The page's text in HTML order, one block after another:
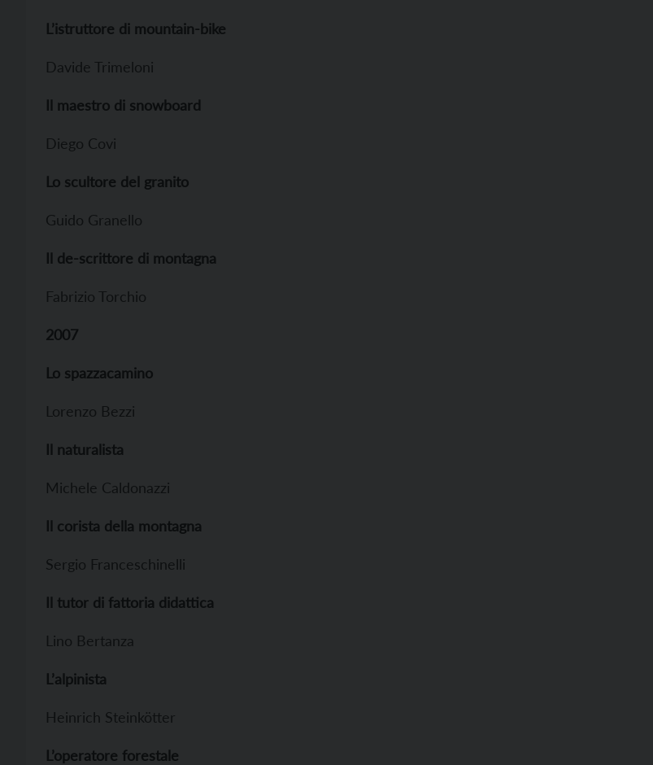
L’istruttore di mountain-bike
Davide Trimeloni
Il maestro di snowboard
Diego Covi
Lo scultore del granito
Guido Granello
Il de-scrittore di montagna
Fabrizio Torchio
2007
Lo spazzacamino
Lorenzo Bezzi
Il naturalista
Michele Caldonazzi
Il corista della montagna
Sergio Franceschinelli
Il tutor di fattoria didattica
Lino Bertanza
L’alpinista
Heinrich Steinkötter
L’operatore forestale